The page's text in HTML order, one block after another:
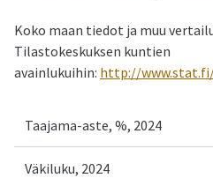
Koko maan tiedot ja muu
Tilastokeskuksen kuntien
avainlukuihin: http://
Taajama-aste, %, 2024
Väkiluku, 2024